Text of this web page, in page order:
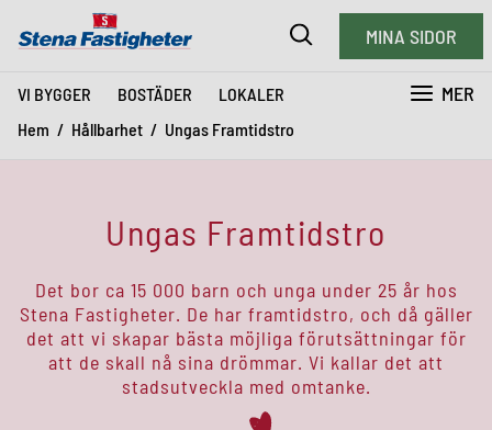
VI BYGGER BOSTÄDER LOKALER MER
MINA SIDOR
Hem Hållbarhet Ungas Framtidstro
Ungas Framtidstro
Det bor ca 15 000 barn och unga under 25 år hos
Stena Fastigheter. De har framtidstro, och då gäller
det att vi skapar bästa möjliga förutsättningar för
att de skall nå sina drömmar. Vi kallar det att
stadsutveckla med omtanke.